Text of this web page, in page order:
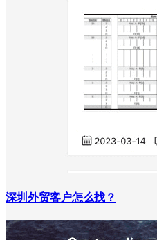
深圳外贸客户怎么找？